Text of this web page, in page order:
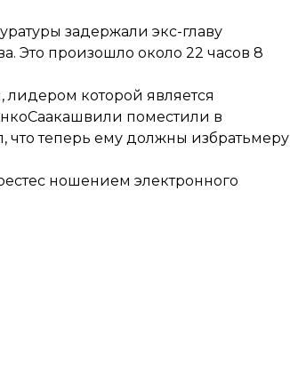
задержали экс-главу
Это произошло около 22 часов 8
которой является
Саакашвили поместили в
теперь ему должны избратьмеру
ношением электронного